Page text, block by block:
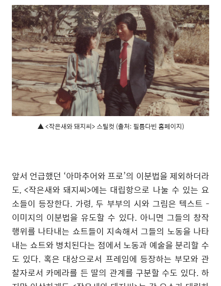
▲ <작은새와 돼지씨> 스틸컷 (출처: 필름다빈 홈페이지)
앞서 언급했던 ‘아마추어와 프로’의 이분법을 제외하더라
도, <작은새와 돼지씨>에는 대립항으로 나눌 수 있는 요
소들이 등장한다. 가령, 두 부부의 시와 그림은 텍스트 -
이미지의 이분법을 유도할 수 있다. 아니면 그들의 창작
행위를 나타내는 쇼트들이 지속해서 그들의 노동을 나타
내는 쇼트와 병치된다는 점에서 노동과 예술을 분리할 수
도 있다. 혹은 대상으로서 프레임에 등장하는 부모와 관
찰자로서 카메라를 든 딸의 관계를 구분할 수도 있다. 하